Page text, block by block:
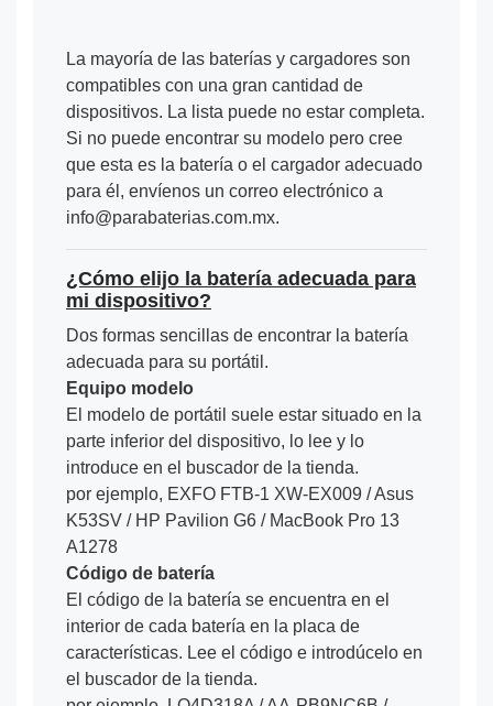
La mayoría de las baterías y cargadores son
compatibles con una gran cantidad de
dispositivos. La lista puede no estar completa.
Si no puede encontrar su modelo pero cree
que esta es la batería o el cargador adecuado
para él, envíenos un correo electrónico a
info@parabaterias.com.mx.
¿Cómo elijo la batería adecuada para
mi dispositivo?
Dos formas sencillas de encontrar la batería
adecuada para su portátil.
Equipo modelo
El modelo de portátil suele estar situado en la
parte inferior del dispositivo, lo lee y lo
introduce en el buscador de la tienda.
por ejemplo, EXFO FTB-1 XW-EX009 / Asus
K53SV / HP Pavilion G6 / MacBook Pro 13
A1278
Código de batería
El código de la batería se encuentra en el
interior de cada batería en la placa de
características. Lee el código e introdúcelo en
el buscador de la tienda.